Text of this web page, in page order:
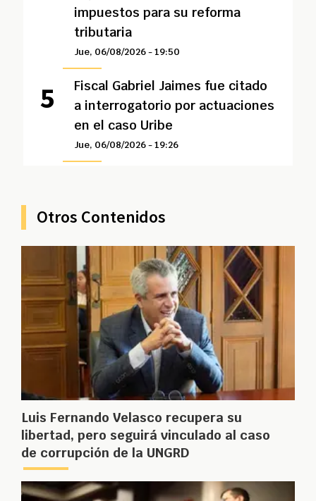
impuestos para su reforma
tributaria
Jue, 06/08/2026 - 19:50
Fiscal Gabriel Jaimes fue citado
a interrogatorio por actuaciones
en el caso Uribe
Jue, 06/08/2026 - 19:26
Otros Contenidos
Luis Fernando Velasco recupera su
libertad, pero seguirá vinculado al caso
de corrupción de la UNGRD